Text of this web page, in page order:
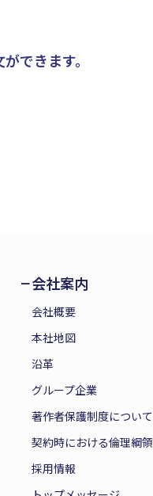
できます。
会社案内
会社概要
本社地図
沿革
グループ企業
著作者保護制度について
契約時における倫理綱領
採用情報